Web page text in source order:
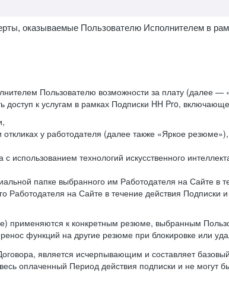
оказываемые Пользователю Исполнителем в
Пользователю возможности за плату (далее —
к услугам в рамках Подписки HH Pro,
у работодателя (далее также «Яркое резюме»),
с использованием технологий искусственного
папке выбранного им Работодателя на Сайте в
Работодателя на Сайте в течение действия
применяются к конкретным резюме, выбранным
функций на другие резюме при блокировке или
является исчерпывающим и составляет
оплаченный Период действия подписки и не могут